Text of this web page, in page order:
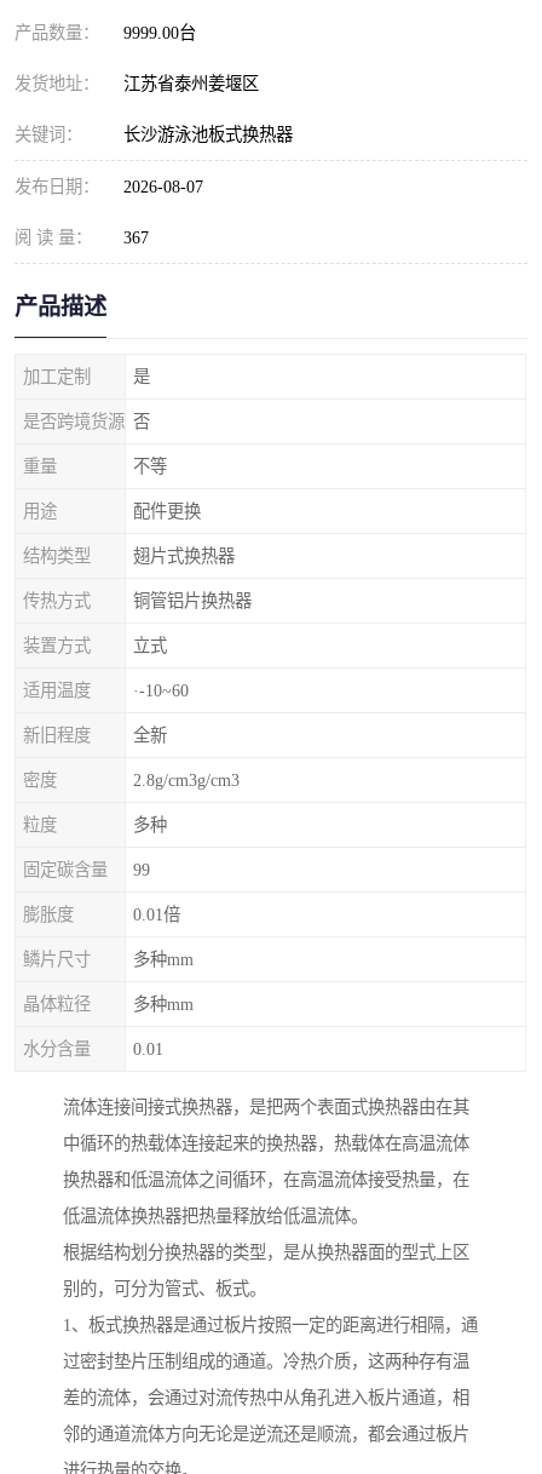
产品数量： 9999.00台
发货地址： 江苏省泰州姜堰区
关键词： 长沙游泳池板式换热器
发布日期： 2026-08-07
阅 读 量： 367
产品描述
加工定制 是
是否跨境货源 否
重量 不等
用途 配件更换
结构类型 翅片式换热器
传热方式 铜管铝片换热器
装置方式 立式
适用温度 ·-10~60
新旧程度 全新
密度 2.8g/cm3g/cm3
粒度 多种
固定碳含量 99
膨胀度 0.01倍
鳞片尺寸 多种mm
晶体粒径 多种mm
水分含量 0.01
流体连接间接式换热器，是把两个表面式换热器由在其
中循环的热载体连接起来的换热器，热载体在高温流体
换热器和低温流体之间循环，在高温流体接受热量，在
低温流体换热器把热量释放给低温流体。
根据结构划分换热器的类型，是从换热器面的型式上区
别的，可分为管式、板式。
1、板式换热器是通过板片按照一定的距离进行相隔，通
过密封垫片压制组成的通道。冷热介质，这两种存有温
差的流体，会通过对流传热中从角孔进入板片通道，相
邻的通道流体方向无论是逆流还是顺流，都会通过板片